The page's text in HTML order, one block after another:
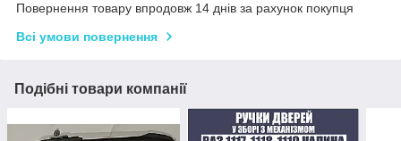
Повернення товару впродовж 14 днів за рахунок покупця
Всі умови повернення
Подібні товари компанії